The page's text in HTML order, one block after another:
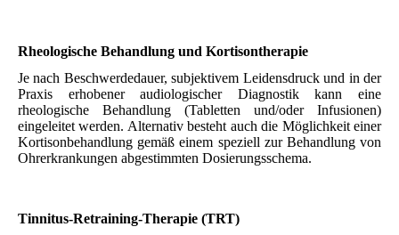
Rheologische Behandlung und Kortisontherapie
Je nach Beschwerdedauer, subjektivem Leidensdruck und in der
Praxis erhobener audiologischer Diagnostik kann eine
rheologische Behandlung (Tabletten und/oder Infusionen)
eingeleitet werden. Alternativ besteht auch die Möglichkeit einer
Kortisonbehandlung gemäß einem speziell zur Behandlung von
Ohrerkrankungen abgestimmten Dosierungsschema.
Tinnitus-Retraining-Therapie (TRT)